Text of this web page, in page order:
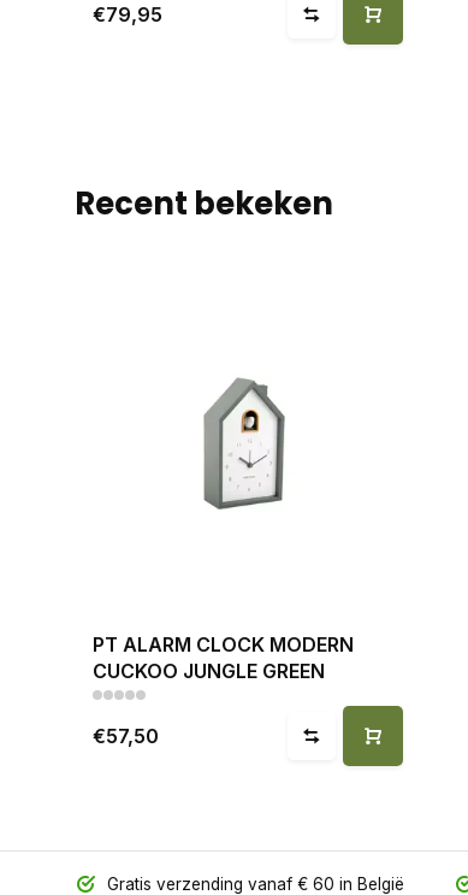
€79,95
Recent bekeken
PT ALARM CLOCK MODERN
CUCKOO JUNGLE GREEN
€57,50
Gratis verzending vanaf € 60 in België